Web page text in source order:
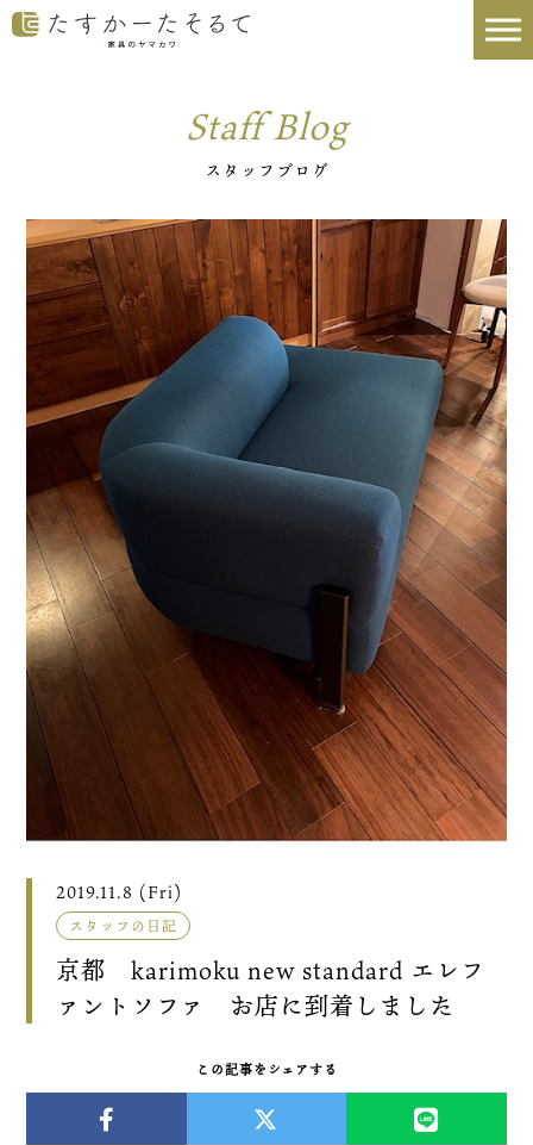
Staff Blog
スタッフブログ
2019.11.8 (Fri)
スタッフの日記
京都 karimoku new standard エレフ
ァントソファ お店に到着しました
この記事をシェアする